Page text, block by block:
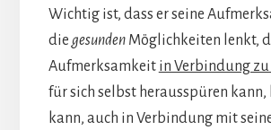
Wichtig ist, dass er seine
die gesundenMöglichkeiten lenkt,
Aufmerksamkeit in Verbindung zu
für sich selbst herausspüren kann,
kann, auch in Verbindung mit